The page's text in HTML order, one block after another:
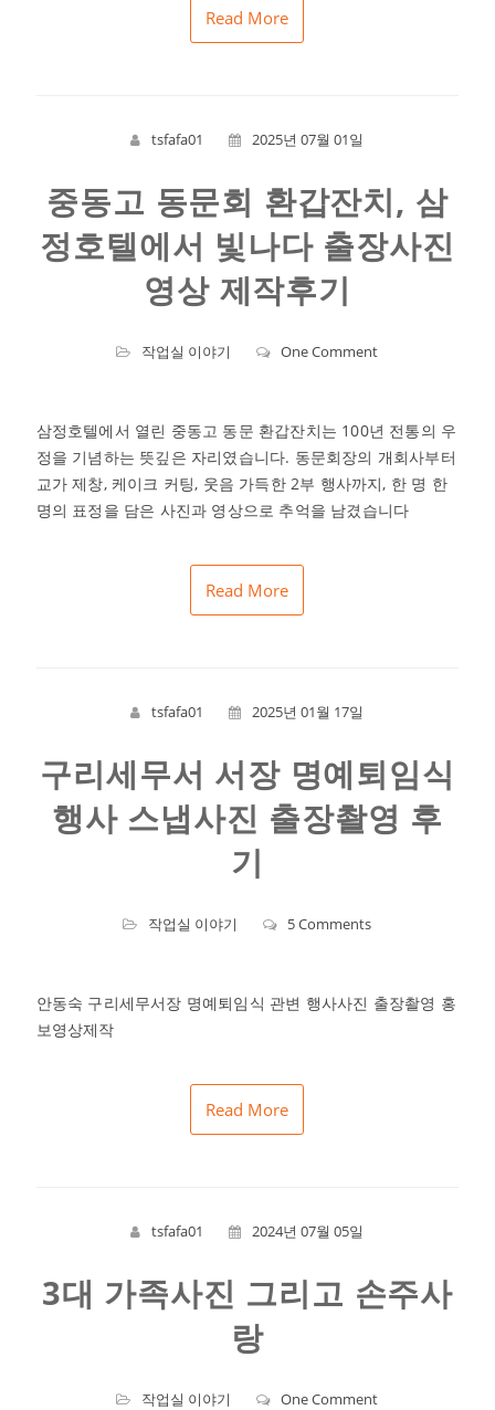
Read More
tsfafa01 2025년 07월 01일
중동고 동문회 환갑잔치, 삼
정호텔에서 빛나다 출장사진
영상 제작후기
작업실 이야기 One Comment
삼정호텔에서 열린 중동고 동문 환갑잔치는 100년 전통의 우
정을 기념하는 뜻깊은 자리였습니다. 동문회장의 개회사부터
교가 제창, 케이크 커팅, 웃음 가득한 2부 행사까지, 한 명 한
명의 표정을 담은 사진과 영상으로 추억을 남겼습니다
Read More
tsfafa01 2025년 01월 17일
구리세무서 서장 명예퇴임식
행사 스냅사진 출장촬영 후
기
작업실 이야기 5 Comments
안동숙 구리세무서장 명예퇴임식 관변 행사사진 출장촬영 홍
보영상제작
Read More
tsfafa01 2024년 07월 05일
3대 가족사진 그리고 손주사
랑
작업실 이야기 One Comment